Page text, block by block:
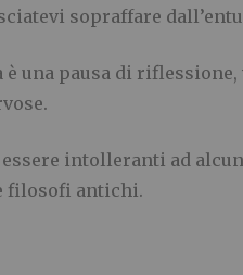
sopraffare
è una pausa di
essere intolleranti ad
filosofi antichi.